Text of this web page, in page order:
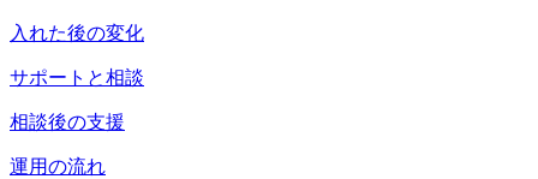
入れた後の変化
サポートと相談
相談後の支援
運用の流れ